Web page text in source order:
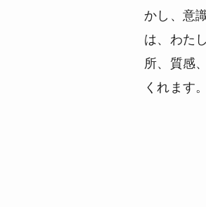
かし、意
は、わた
所、質感
くれます。